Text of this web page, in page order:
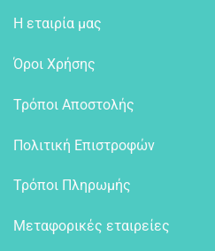
Η εταιρία μας
Όροι Χρήσης
Τρόποι Αποστολής
Πολιτική Επιστροφών
Τρόποι Πληρωμής
Μεταφορικές εταιρείες